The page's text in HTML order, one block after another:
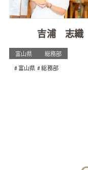
吉浦 志織
富山県 総務部
富山県 総務部